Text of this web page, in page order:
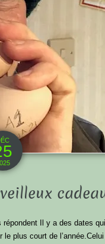
Il y a des dates
plus court de